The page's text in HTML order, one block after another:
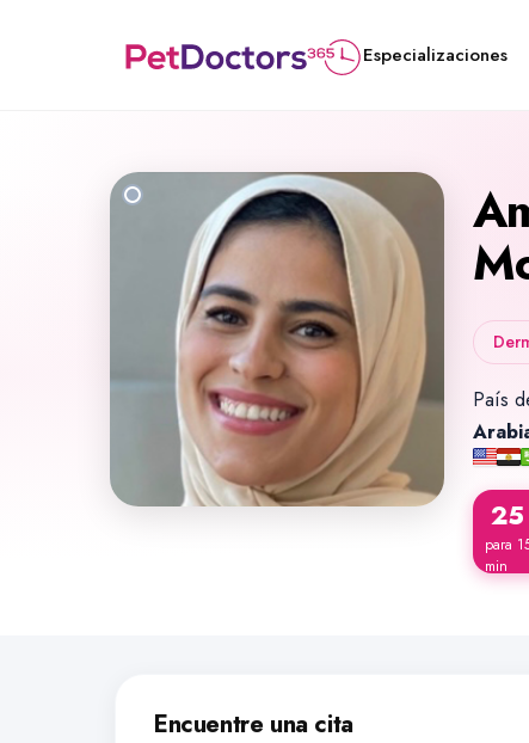
Especializaciones
País
25
para
min
Encuentre una cita